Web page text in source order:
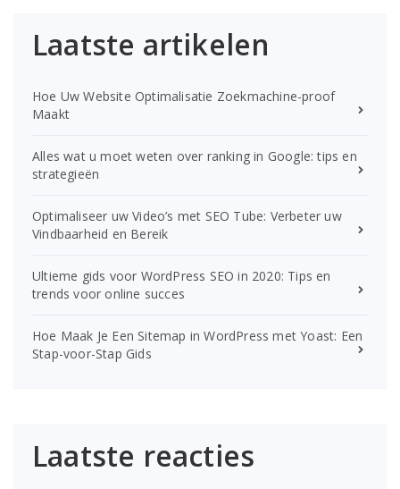
Laatste artikelen
Hoe Uw Website Optimalisatie Zoekmachine-proof
Maakt
Alles wat u moet weten over ranking in Google: tips en
strategieën
Optimaliseer uw Video’s met SEO Tube: Verbeter uw
Vindbaarheid en Bereik
Ultieme gids voor WordPress SEO in 2020: Tips en
trends voor online succes
Hoe Maak Je Een Sitemap in WordPress met Yoast: Een
Stap-voor-Stap Gids
Laatste reacties